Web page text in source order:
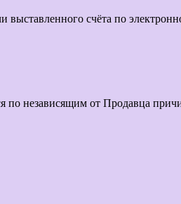
выставленного счёта по
по независящим от Продавца